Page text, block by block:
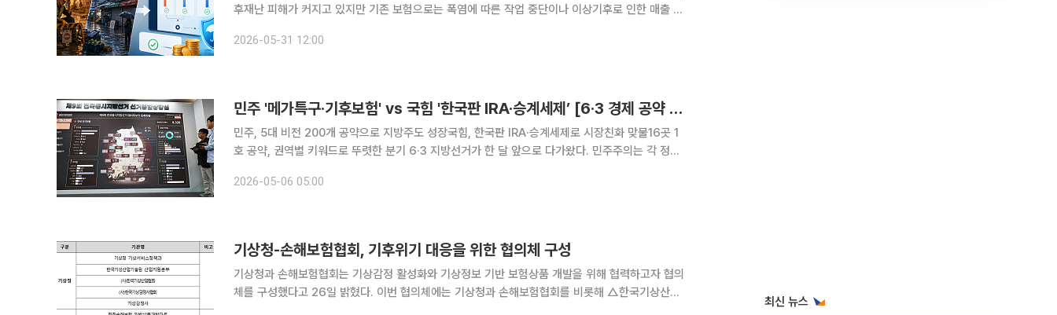
후재난 피해가 커지고 있지만 기존 보험으로는 폭염에 따른 작업 중단이나 이상기후로 인한 매출 감
2026-05-31 12:00
민주 '메가특구·기후보험' vs 국힘 '한국판 IRA·승계세제’ [6·3 경제 공약 해부①]
민주, 5대 비전 200개 공약으로 지방주도 성장국힘, 한국판 IRA·승계세제로 시장친화 맞불16곳 1
호 공약, 권역별 키워드로 뚜렷한 분기 6·3 지방선거가 한 달 앞으로 다가왔다. 민주주의는 각 정당
광역단체장은 임기 동안 시도민의 살림과 산업 지도를 결정
2026-05-06 05:00
기상청-손해보험협회, 기후위기 대응을 위한 협의체 구성
기상청과 손해보험협회는 기상감정 활성화와 기상정보 기반 보험상품 개발을 위해 협력하고자 협의
체를 구성했다고 26일 밝혔다. 이번 협의체에는 기상청과 손해보험협회를 비롯해 △한국기상산업
최신 뉴스